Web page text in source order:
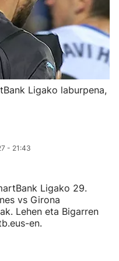
Ligako laburpena,
- 21:43
Ligako 29.
vs Girona
Lehen eta Bigarren
en.